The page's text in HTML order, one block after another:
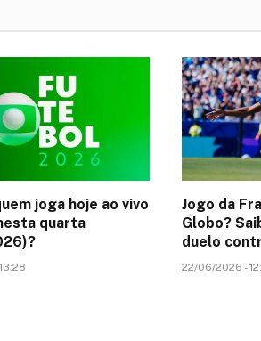
joga hoje ao vivo
quarta
Jogo da
Globo?
duelo
22/06/2026 -